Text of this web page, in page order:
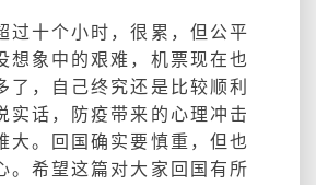
过十个小时，很累，但公平
想象中的艰难，机票现在也
了，自己终究还是比较顺利
实话，防疫带来的心理冲击
大。回国确实要慎重，但也
。希望这篇对大家回国有所